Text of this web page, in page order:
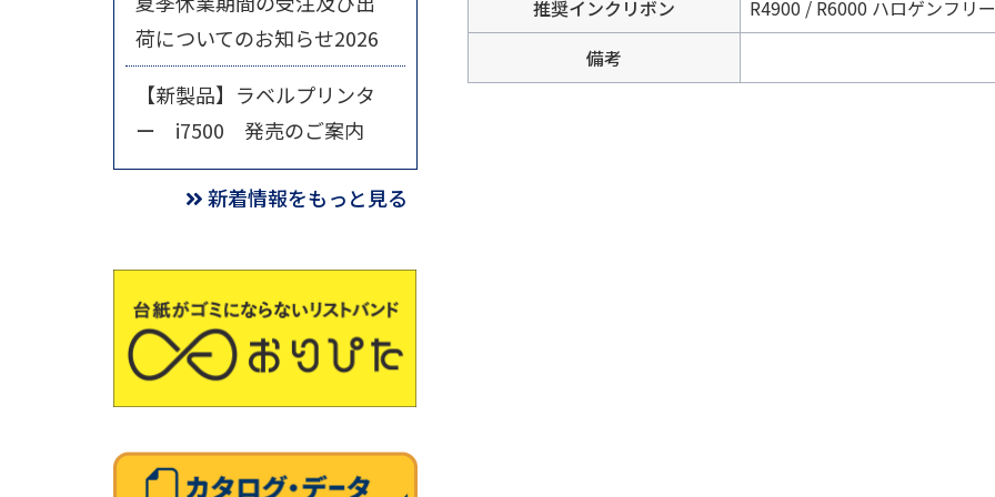
推奨インクリボン
R4900 / R6000 ハロゲンフリ
備考
荷についてのお知らせ2026
【新製品】ラベルプリンタ
ー i7500 発売のご案内
新着情報をもっと見る